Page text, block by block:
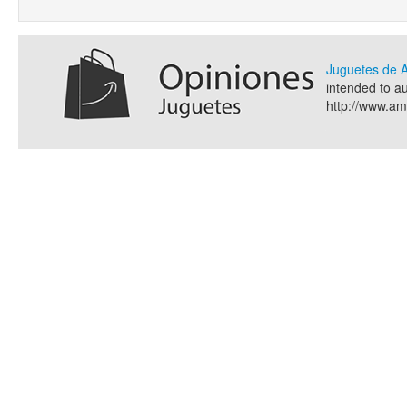
Juguetes de
intended to
http://